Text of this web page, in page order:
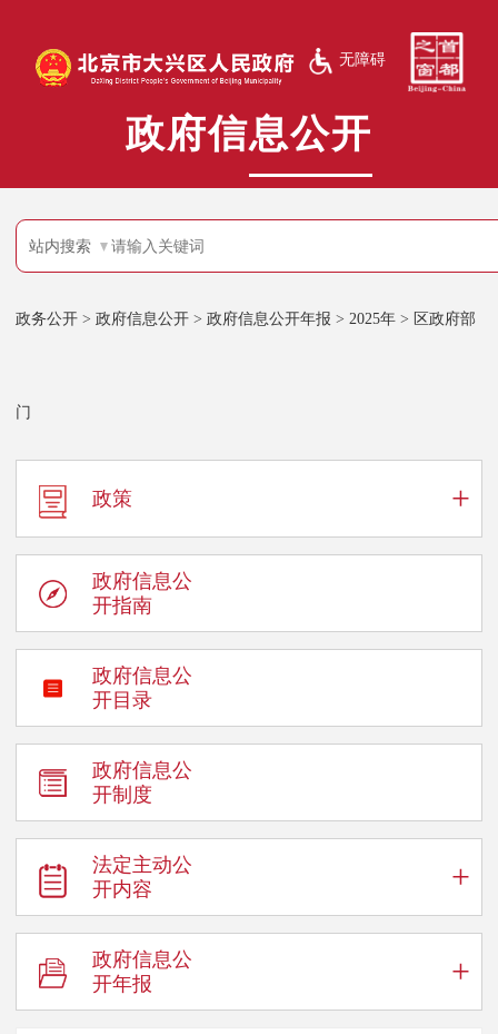
无障碍
政府信息公开
站内搜索
政务公开 > 政府信息公开 > 政府信息公开年报 > 2025年 > 区政府部
门
政策 +
政府信息公
开指南
政府信息公
开目录
政府信息公
开制度
法定主动公
开内容
+
政府信息公
开年报
+